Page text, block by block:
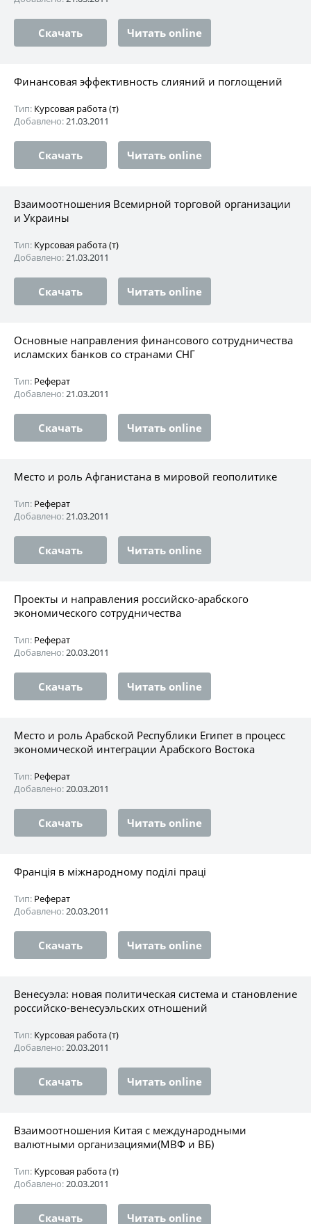
Скачать Читать online
Финансовая эффективность слияний и поглощений
Тип: Курсовая работа (т)
Добавлено:21.03.2011
Скачать Читать online
Взаимоотношения Всемирной торговой организации
и Украины
Тип: Курсовая работа (т)
Добавлено:21.03.2011
Скачать Читать online
Основные направления финансового сотрудничества
исламских банков со странами СНГ
Тип: Реферат
Добавлено:21.03.2011
Скачать Читать online
Место и роль Афганистана в мировой геополитике
Тип: Реферат
Добавлено:21.03.2011
Скачать Читать online
Проекты и направления российско-арабского
экономического сотрудничества
Тип: Реферат
Добавлено:20.03.2011
Скачать Читать online
Место и роль Арабской Республики Египет в процесс
экономической интеграции Арабского Востока
Тип: Реферат
Добавлено:20.03.2011
Скачать Читать online
Франція в міжнародному поділі праці
Тип: Реферат
Добавлено:20.03.2011
Скачать Читать online
Венесуэла: новая политическая система и становление
российско-венесуэльских отношений
Тип: Курсовая работа (т)
Добавлено:20.03.2011
Скачать Читать online
Взаимоотношения Китая с международными
валютными организациями(МВФ и ВБ)
Тип: Курсовая работа (т)
Добавлено:20.03.2011
Скачать Читать online